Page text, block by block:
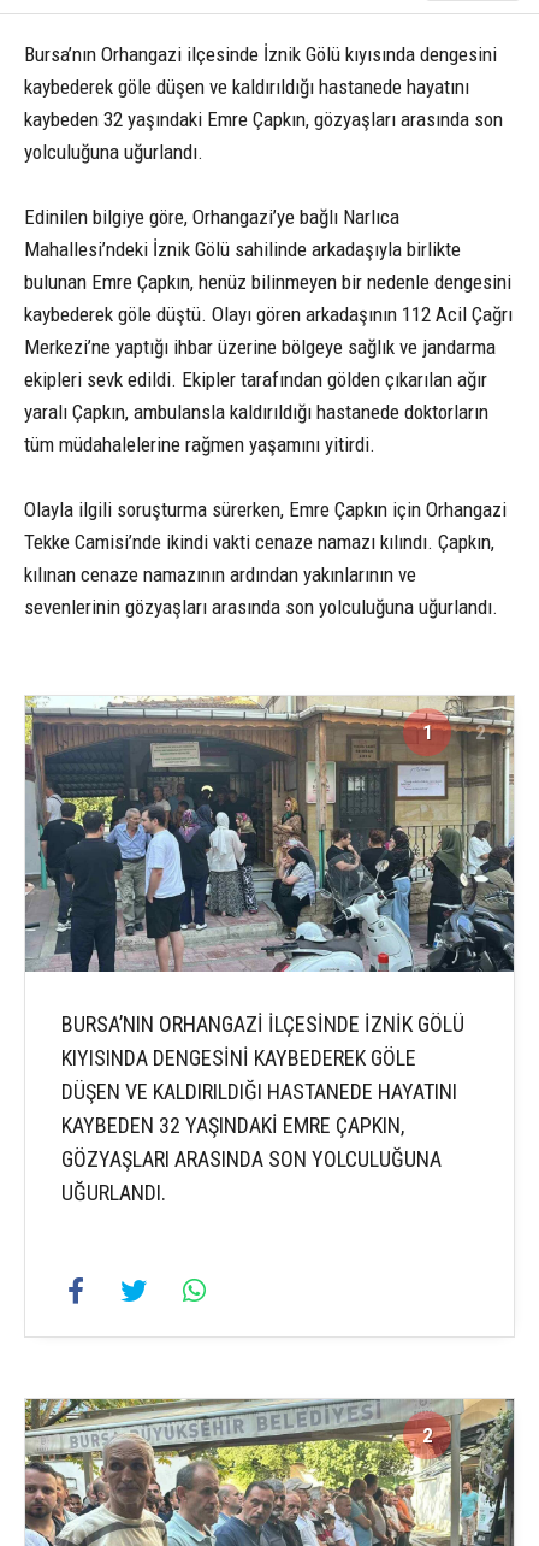
Bursa’nın Orhangazi ilçesinde İznik Gölü kıyısında dengesini
kaybederek göle düşen ve kaldırıldığı hastanede hayatını
kaybeden 32 yaşındaki Emre Çapkın, gözyaşları arasında son
yolculuğuna uğurlandı.
Edinilen bilgiye göre, Orhangazi’ye bağlı Narlıca
Mahallesi’ndeki İznik Gölü sahilinde arkadaşıyla birlikte
bulunan Emre Çapkın, henüz bilinmeyen bir nedenle dengesini
kaybederek göle düştü. Olayı gören arkadaşının 112 Acil Çağrı
Merkezi’ne yaptığı ihbar üzerine bölgeye sağlık ve jandarma
ekipleri sevk edildi. Ekipler tarafından gölden çıkarılan ağır
yaralı Çapkın, ambulansla kaldırıldığı hastanede doktorların
tüm müdahalelerine rağmen yaşamını yitirdi.
Olayla ilgili soruşturma sürerken, Emre Çapkın için Orhangazi
Tekke Camisi’nde ikindi vakti cenaze namazı kılındı. Çapkın,
kılınan cenaze namazının ardından yakınlarının ve
sevenlerinin gözyaşları arasında son yolculuğuna uğurlandı.
1 2
BURSA’NIN ORHANGAZİ İLÇESİNDE İZNİK GÖLÜ
KIYISINDA DENGESİNİ KAYBEDEREK GÖLE
DÜŞEN VE KALDIRILDIĞI HASTANEDE HAYATINI
KAYBEDEN 32 YAŞINDAKİ EMRE ÇAPKIN,
GÖZYAŞLARI ARASINDA SON YOLCULUĞUNA
UĞURLANDI.
2 2